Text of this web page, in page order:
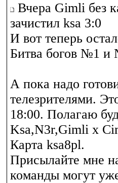
Вчера Gimli без
зачистил ksa 3:0
И вот теперь
Битва богов №1 и
А пока надо
телезрителями.
18:00. Полагаю
Ksa,N3r,Gimli x
Карта ksa8pl.
Присылайте мне
команды могут